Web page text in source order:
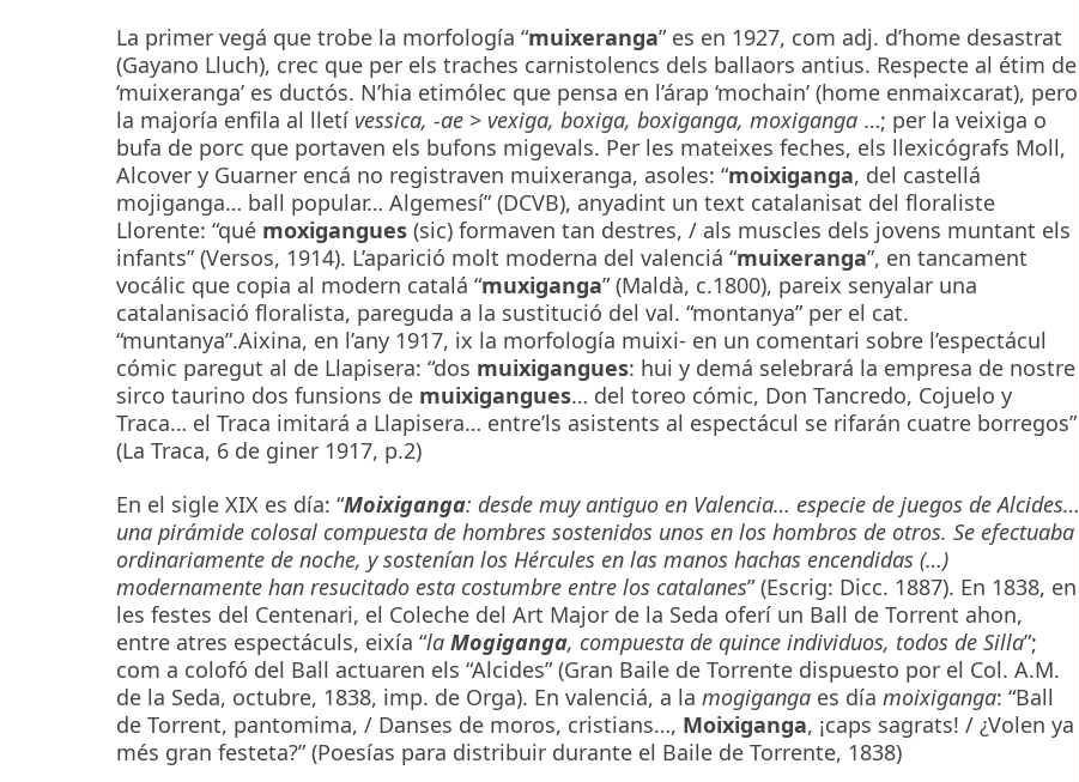
La primer vegá que trobe la morfología “muixeranga” es en 1927, com adj. d’home desastrat
(Gayano Lluch), crec que per els traches carnistolencs dels ballaors antius. Respecte al étim de
‘muixeranga’ es ductós. N’hia etimólec que pensa en l’árap ‘mochain’ (home enmaixcarat), pero
la majoría enfila al lletí vessica, -ae > vexiga, boxiga, boxiganga, moxiganga …; per la veixiga o
bufa de porc que portaven els bufons migevals. Per les mateixes feches, els llexicógrafs Moll,
Alcover y Guarner encá no registraven muixeranga, asoles: “moixiganga, del castellá
mojiganga… ball popular… Algemesí” (DCVB), anyadint un text catalanisat del floraliste
Llorente: “qué moxigangues (sic) formaven tan destres, / als muscles dels jovens muntant els
infants” (Versos, 1914). L’aparició molt moderna del valenciá “muixeranga”, en tancament
vocálic que copia al modern catalá “muxiganga” (Maldà, c.1800), pareix senyalar una
catalanisació floralista, pareguda a la sustitució del val. “montanya” per el cat.
“muntanya”.Aixina, en l’any 1917, ix la morfología muixi- en un comentari sobre l’espectácul
cómic paregut al de Llapisera: “dos muixigangues: hui y demá selebrará la empresa de nostre
sirco taurino dos funsions de muixigangues… del toreo cómic, Don Tancredo, Cojuelo y
Traca… el Traca imitará a Llapisera… entre’ls asistents al espectácul se rifarán cuatre borregos”
(La Traca, 6 de giner 1917, p.2)
En el sigle XIX es día: “Moixiganga: desde muy antiguo en Valencia… especie de juegos de Alcides…
una pirámide colosal compuesta de hombres sostenidos unos en los hombros de otros. Se efectuaba
ordinariamente de noche, y sostenían los Hércules en las manos hachas encendidas (…)
modernamente han resucitado esta costumbre entre los catalanes” (Escrig: Dicc. 1887). En 1838, en
les festes del Centenari, el Coleche del Art Major de la Seda oferí un Ball de Torrent ahon,
entre atres espectáculs, eixía “la Mogiganga, compuesta de quince individuos, todos de Silla”;
com a colofó del Ball actuaren els “Alcides” (Gran Baile de Torrente dispuesto por el Col. A.M.
de la Seda, octubre, 1838, imp. de Orga). En valenciá, a la mogiganga es día moixiganga: “Ball
de Torrent, pantomima, / Danses de moros, cristians…, Moixiganga, ¡caps sagrats! / ¿Volen ya
més gran festeta?” (Poesías para distribuir durante el Baile de Torrente, 1838)